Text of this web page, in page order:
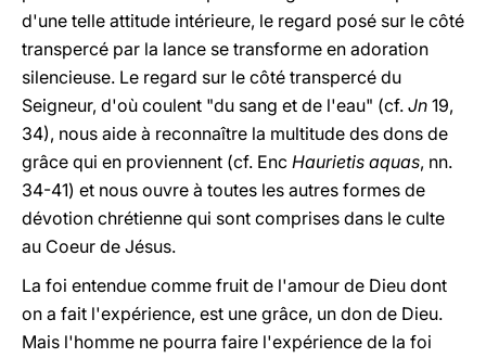
d'une telle attitude intérieure, le regard posé sur le côté
transpercé par la lance se transforme en adoration
silencieuse. Le regard sur le côté transpercé du
Seigneur, d'où coulent "du sang et de l'eau" (cf. Jn 19,
34), nous aide à reconnaître la multitude des dons de
grâce qui en proviennent (cf. Enc Haurietis aquas, nn.
34-41) et nous ouvre à toutes les autres formes de
dévotion chrétienne qui sont comprises dans le culte
au Coeur de Jésus.
La foi entendue comme fruit de l'amour de Dieu dont
on a fait l'expérience, est une grâce, un don de Dieu.
Mais l'homme ne pourra faire l'expérience de la foi